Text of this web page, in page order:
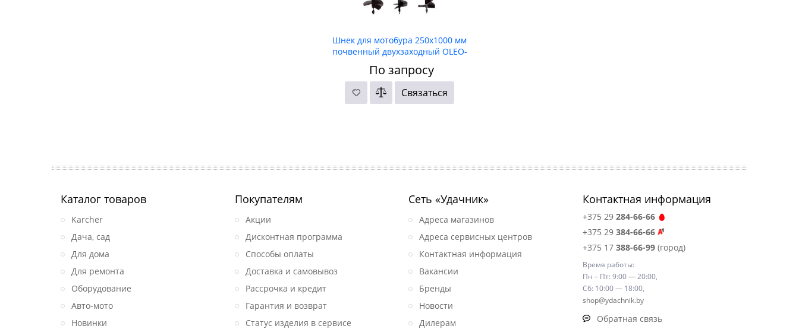
Шнек для мотобура 250х1000 мм
почвенный двухзаходный OLEO-
По запросу
Связаться
Каталог товаров
Karcher
Дача, сад
Для дома
Для ремонта
Оборудование
Авто-мото
Новинки
Покупателям
Акции
Дисконтная программа
Способы оплаты
Доставка и самовывоз
Рассрочка и кредит
Гарантия и возврат
Статус изделия в сервисе
Сеть «Удачник»
Адреса магазинов
Адреса сервисных центров
Контактная информация
Вакансии
Бренды
Новости
Дилерам
Контактная информация
+375 29 284-66-66
+375 29 384-66-66
+375 17 388-66-99(город)
Время работы:
Пн – Пт: 9:00 — 20:00,
Сб: 10:00 — 18:00,
shop@ydachnik.by
Обратная связь